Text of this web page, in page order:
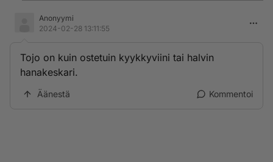
Anonyymi
2024-02-28 13:11:55
Tojo on kuin ostetuin kyykkyviini tai halvin
hanakeskari.
Äänestä Kommentoi